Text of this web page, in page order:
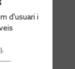
d'usuari i